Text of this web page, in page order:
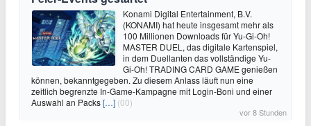
Konami Digital Entertainment, B.V.
(KONAMI) hat heute insgesamt mehr als
100 Millionen Downloads für Yu-Gi-Oh!
MASTER DUEL, das digitale Kartenspiel,
in dem Duellanten das vollständige Yu-
Gi-Oh! TRADING CARD GAME genießen
können, bekanntgegeben. Zu diesem Anlass läuft nun eine
zeitlich begrenzte In-Game-Kampagne mit Login-Boni und einer
Auswahl an Packs[…] (00)
vor 8 Stunden